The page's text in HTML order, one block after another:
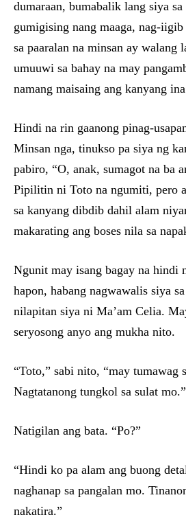
dumaraan, bumabalik lang siya
gumigising nang maaga, nag-
sa paaralan na minsan ay walang
umuuwi sa bahay na may
namang maisaing ang kanyang
Hindi na rin gaanong pinag-
Minsan nga, tinukso pa siya ng
pabiro, “O, anak, sumagot na ba
Pipilitin ni Toto na ngumiti, pero
sa kanyang dibdib dahil alam
makarating ang boses nila sa
Ngunit may isang bagay na hindi
hapon, habang nagwawalis siya
nilapitan siya ni Ma’am Celia.
seryosong anyo ang mukha nito.
“Toto,” sabi nito, “may tumawag
Nagtatanong tungkol sa sulat mo.”
Natigilan ang bata. “Po?”
“Hindi ko pa alam ang buong
naghanap sa pangalan mo.
nakatira.”